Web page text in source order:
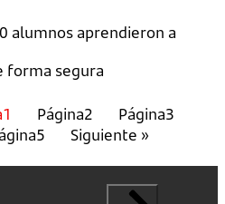
alumnos aprendieron a
forma segura
1 Página2 Página3
5 Siguiente »